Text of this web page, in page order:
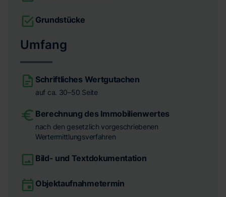
Grundstücke
Umfang
Schriftliches Wertgutachen
auf ca. 30–50 Seite
Berechnung des Immobilienwertes
nach den gesetzlich vorgeschriebenen
Wertermittlungsverfahren
Bild- und Textdokumentation
Objektaufnahmetermin